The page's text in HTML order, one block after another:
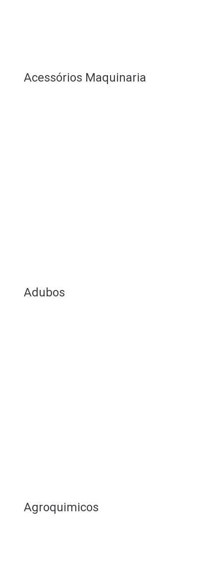
Acessórios Maquinaria
Adubos
Agroquimicos